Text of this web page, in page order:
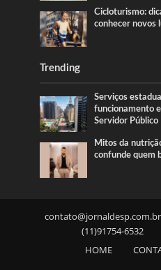
Cicloturismo:
conhecer novos
Trending
Serviços
funcionamento
Servidor Público
Mitos da
confunde quem
contato@jornaldesp.com.br
(11)91754-6532
HOME